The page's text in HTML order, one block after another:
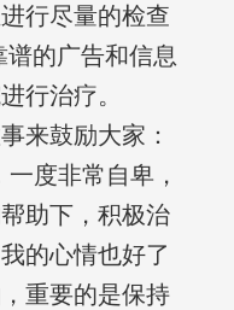
行尽量的检查
的广告和信息
行治疗。
来鼓励大家：
度非常自卑，
助下，积极治
的心情也好了
重要的是保持